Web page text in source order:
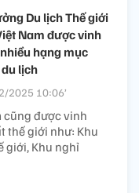
Du lịch Thế giới
Nam được vinh
hạng mục
lịch
2025 10:06’
cũng được vinh
thế giới như: Khu
giới, Khu nghỉ